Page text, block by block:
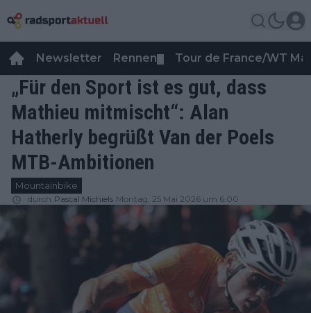
Newsletter Rennen Tour de France/WT
„Für den Sport ist es gut, dass
Mathieu mitmischt“: Alan
Hatherly begrüßt Van der Poels
MTB-Ambitionen
Mountainbike
durch Pascal Michiels Montag, 25 Mai 2026 um 6:00